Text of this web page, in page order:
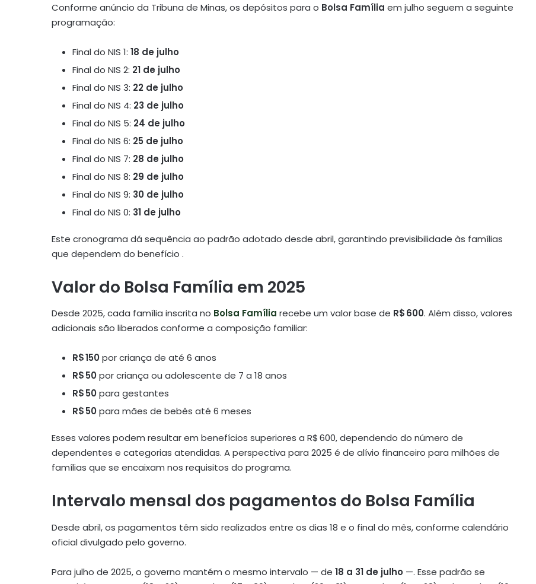
Conforme anúncio da Tribuna de Minas, os depósitos para o Bolsa Família em julho seguem a seguinte
programação:
Final do NIS 1: 18 de julho
Final do NIS 2: 21 de julho
Final do NIS 3: 22 de julho
Final do NIS 4: 23 de julho
Final do NIS 5: 24 de julho
Final do NIS 6: 25 de julho
Final do NIS 7: 28 de julho
Final do NIS 8: 29 de julho
Final do NIS 9: 30 de julho
Final do NIS 0: 31 de julho
Este cronograma dá sequência ao padrão adotado desde abril, garantindo previsibilidade às famílias
que dependem do benefício .
Valor do Bolsa Família em 2025
Desde 2025, cada família inscrita no Bolsa Família recebe um valor base de R$ 600. Além disso, valores
adicionais são liberados conforme a composição familiar:
R$ 150por criança de até 6 anos
R$ 50por criança ou adolescente de 7 a 18 anos
R$ 50para gestantes
R$ 50para mães de bebês até 6 meses
Esses valores podem resultar em benefícios superiores a R$ 600, dependendo do número de
dependentes e categorias atendidas. A perspectiva para 2025 é de alívio financeiro para milhões de
famílias que se encaixam nos requisitos do programa.
Intervalo mensal dos pagamentos do Bolsa Família
Desde abril, os pagamentos têm sido realizados entre os dias 18 e o final do mês, conforme calendário
oficial divulgado pelo governo.
Para julho de 2025, o governo mantém o mesmo intervalo — de 18 a 31 de julho —. Esse padrão se